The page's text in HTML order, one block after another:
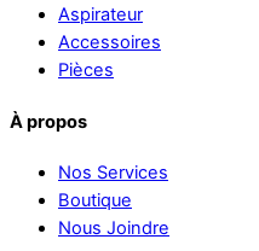
Aspirateur
Accessoires
Pièces
À propos
Nos Services
Boutique
Nous Joindre